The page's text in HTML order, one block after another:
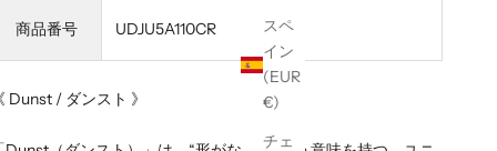
スペ
イン
(EUR
€)
チェ
商品番号 UDJU5A110CR
Dunst / ダンスト 》